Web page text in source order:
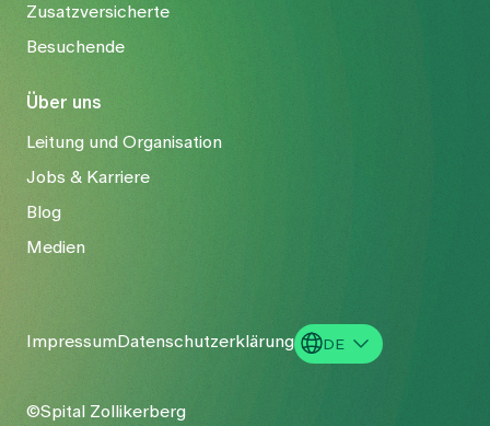
Zusatzversicherte
Besuchende
Über uns
Leitung und Organisation
Jobs & Karriere
Blog
Medien
ImpressumDatenschutzerklärung
DE
©Spital Zollikerberg